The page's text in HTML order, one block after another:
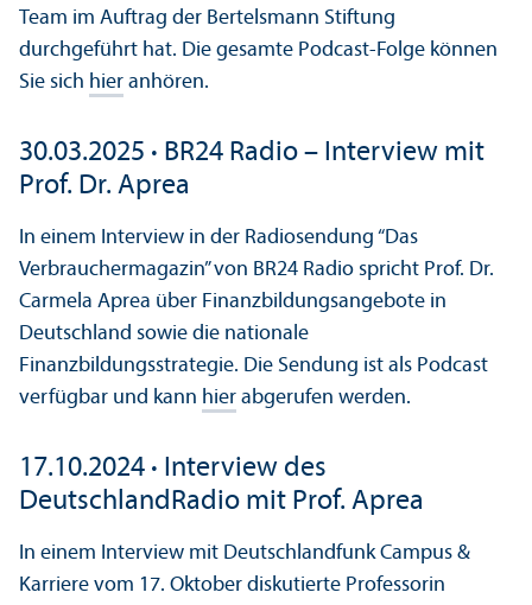
Team im Auftrag der Bertelsmann Stiftung
durchgeführt hat. Die gesamte Podcast-Folge können
Sie sich hier anhören.
30.03.2025 · BR24 Radio – Interview mit
Prof. Dr. Aprea
In einem Interview in der Radiosendung “Das
Verbrauchermagazin” von BR24 Radio spricht Prof. Dr.
Carmela Aprea über Finanzbildungsangebote in
Deutschland sowie die nationale
Finanzbildungsstrategie. Die Sendung ist als Podcast
verfügbar und kann hier abgerufen werden.
17.10.2024 · Interview des
DeutschlandRadio mit Prof. Aprea
In einem Interview mit Deutschlandfunk Campus &
Karriere vom 17. Oktober diskutierte Professorin